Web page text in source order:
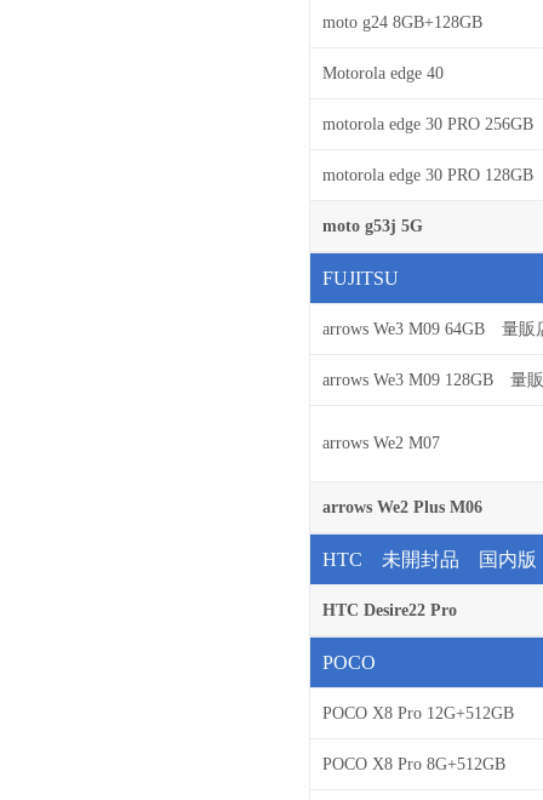
moto g24 8GB+128GB
Motorola edge 40
motorola edge 30 PRO 256GB
motorola edge 30 PRO 128GB
moto g53j 5G
FUJITSU
arrows We3 M09 64GB 量販
arrows We3 M09 128GB 量
arrows We2 M07
arrows We2 Plus M06
HTC 未開封品 国内版
HTC Desire22 Pro
POCO
POCO X8 Pro 12G+512GB
POCO X8 Pro 8G+512GB